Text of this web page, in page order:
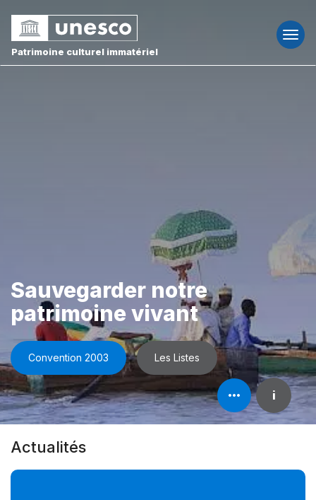
Patrimoine culturel immatériel
Sauvegarder notre
patrimoine vivant
Convention 2003 Les Listes
Ouvrir
information
de
i
Actualités